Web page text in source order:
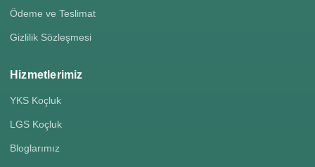
Ödeme ve Teslimat
Gizlilik Sözleşmesi
Hizmetlerimiz
YKS Koçluk
LGS Koçluk
Bloglarımız